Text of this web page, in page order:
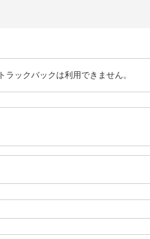
トラックバックは利用できません。